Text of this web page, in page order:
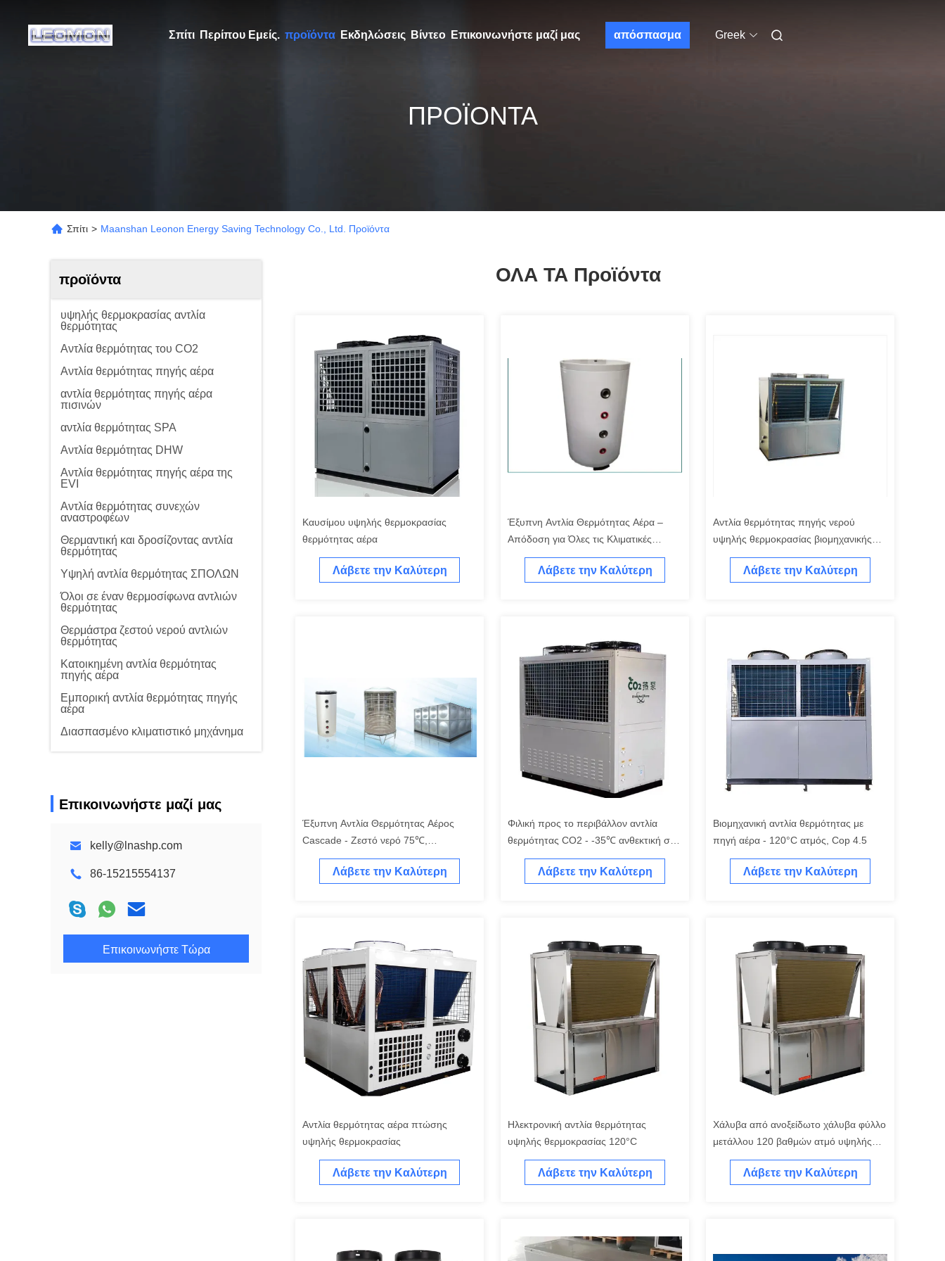
Σπίτι Περίπου Εμείς. προϊόντα Εκδηλώσεις Βίντεο Επικοινωνήστε μαζί μας απόσπασμα Greek
ΠΡΟΪΌΝΤΑ
Σπίτι > Maanshan Leonon Energy Saving Technology Co., Ltd. Προϊόντα
προϊόντα
υψηλής θερμοκρασίας αντλία
θερμότητας
Αντλία θερμότητας του CO2
Αντλία θερμότητας πηγής αέρα
αντλία θερμότητας πηγής αέρα
πισινών
αντλία θερμότητας SPA
Αντλία θερμότητας DHW
Αντλία θερμότητας πηγής αέρα της
EVI
Αντλία θερμότητας συνεχών
αναστροφέων
Θερμαντική και δροσίζοντας αντλία
θερμότητας
Υψηλή αντλία θερμότητας ΣΠΟΛΩΝ
Όλοι σε έναν θερμοσίφωνα αντλιών
θερμότητας
Θερμάστρα ζεστού νερού αντλιών
θερμότητας
Κατοικημένη αντλία θερμότητας
πηγής αέρα
Εμπορική αντλία θερμότητας πηγής
αέρα
Διασπασμένο κλιματιστικό μηχάνημα
Επικοινωνήστε μαζί μας
kelly@lnashp.com
86-15215554137
Επικοινωνήστε Τώρα
ΟΛΑ ΤΑ Προϊόντα
Καυσίμου υψηλής θερμοκρασίας
θερμότητας αέρα
Λάβετε την Καλύτερη
Έξυπνη Αντλία Θερμότητας Αέρα –
Απόδοση για Όλες τις Κλιματικές
Συνθήκες
Λάβετε την Καλύτερη
Αντλία θερμότητας πηγής νερού
υψηλής θερμοκρασίας βιομηχανικής
κλίμακας για θέρμανση διεργασιών
Λάβετε την Καλύτερη
Έξυπνη Αντλία Θερμότητας Αέρος
Cascade - Ζεστό νερό 75℃,
Αποδοτική λειτουργία στους -20℃
Λάβετε την Καλύτερη
Φιλική προς το περιβάλλον αντλία
θερμότητας CO2 - -35℃ ανθεκτική στο
κρύο, 7.5 - 40HP
Λάβετε την Καλύτερη
Βιομηχανική αντλία θερμότητας με
πηγή αέρα - 120°C ατμός, Cop 4.5
Λάβετε την Καλύτερη
Αντλία θερμότητας αέρα πτώσης
υψηλής θερμοκρασίας
Λάβετε την Καλύτερη
Ηλεκτρονική αντλία θερμότητας
υψηλής θερμοκρασίας 120°C
Λάβετε την Καλύτερη
Χάλυβα από ανοξείδωτο χάλυβα φύλλο
μετάλλου 120 βαθμών ατμό υψηλής
θερμοκρασίας αντλία θερμότητας
πηγής αέρα R410 ψύξη
Λάβετε την Καλύτερη